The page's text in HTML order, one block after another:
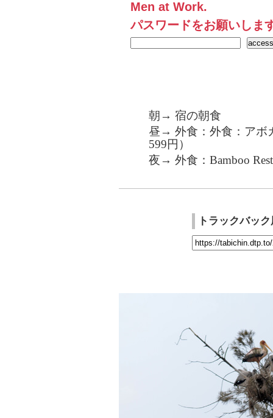
Men at Work.
パスワードをお願いしま
朝→ 宿の朝食
昼→ 外食：外食：アボ
599円）
夜→ 外食：Bamboo
トラックバッ